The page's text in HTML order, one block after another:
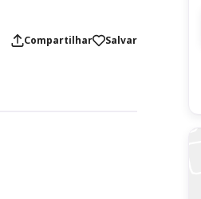
Compartilhar
Salvar